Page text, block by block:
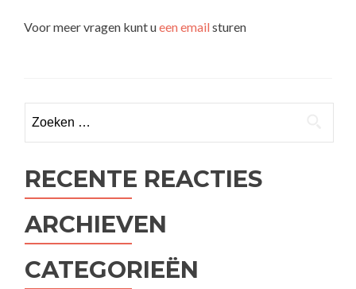
Voor meer vragen kunt ueen emailsturen
naar:
RECENTE REACTIES
ARCHIEVEN
CATEGORIEËN